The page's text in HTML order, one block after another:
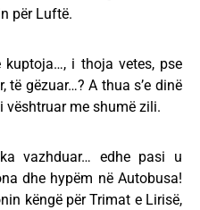
për Luftë.
i thoja vetes, pse
të gëzuar…? A thua s’e dinë
vështruar me shumë zili.
vazhduar… edhe pasi u
dhe hypëm në Autobusa!
këngë për Trimat e Lirisë,